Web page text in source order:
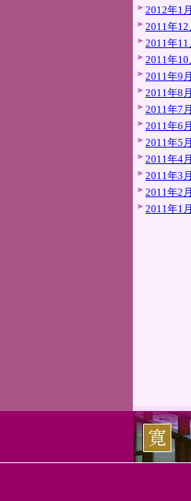
2012年1
2011年12
2011年11
2011年10
2011年9
2011年8
2011年7
2011年6
2011年5
2011年4
2011年3
2011年2
2011年1